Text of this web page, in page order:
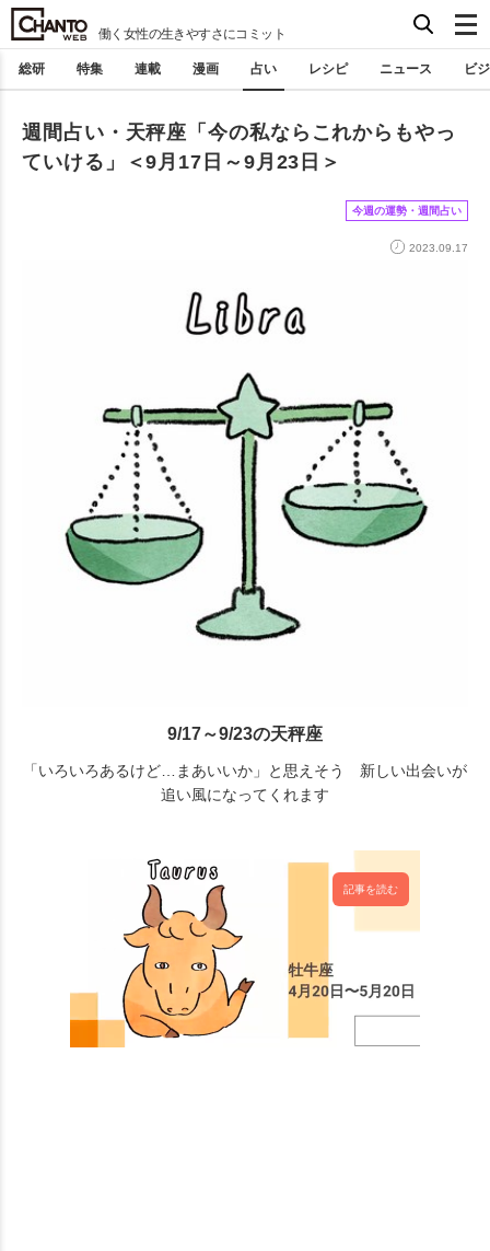
働く女性の生きやすさにコミット
総研 特集 連載 漫画 占い レシピ ニュース ビ
週間占い・天秤座「今の私ならこれからもやっ
ていける」＜9月17日～9月23日＞
今週の運勢・週間占い
2023.09.17
9/17～9/23の天秤座
「いろいろあるけど…まあいいか」と思えそう 新しい出会いが
追い風になってくれます
記事を読む